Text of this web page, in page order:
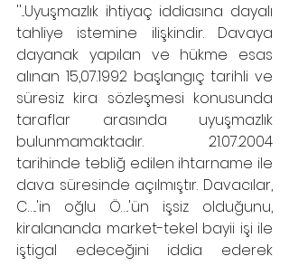
''...Uyuşmazlık ihtiyaç iddiasına dayalı
tahliye istemine ilişkindir. Davaya
dayanak yapılan ve hükme esas
alınan 15,07.1992 başlangıç tarihli ve
süresiz kira sözleşmesi konusunda
taraflar arasında uyuşmazlık
bulunmamaktadır. 21.07.2004
tarihinde tebliğ edilen ihtarname ile
dava süresinde açılmıştır. Davacılar,
C…..'in oğlu Ö….'ün işsiz olduğunu,
kiralananda market-tekel bayii işi ile
iştigal edeceğini iddia ederek